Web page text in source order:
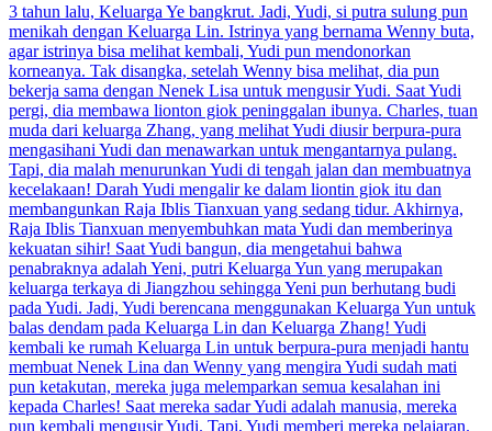
3 tahun lalu, Keluarga Ye bangkrut. Jadi, Yudi, si putra sulung pun
menikah dengan Keluarga Lin. Istrinya yang bernama Wenny buta,
agar istrinya bisa melihat kembali, Yudi pun mendonorkan
korneanya. Tak disangka, setelah Wenny bisa melihat, dia pun
bekerja sama dengan Nenek Lisa untuk mengusir Yudi. Saat Yudi
pergi, dia membawa lionton giok peninggalan ibunya. Charles, tuan
muda dari keluarga Zhang, yang melihat Yudi diusir berpura-pura
mengasihani Yudi dan menawarkan untuk mengantarnya pulang.
Tapi, dia malah menurunkan Yudi di tengah jalan dan membuatnya
kecelakaan! Darah Yudi mengalir ke dalam liontin giok itu dan
membangunkan Raja Iblis Tianxuan yang sedang tidur. Akhirnya,
Raja Iblis Tianxuan menyembuhkan mata Yudi dan memberinya
kekuatan sihir! Saat Yudi bangun, dia mengetahui bahwa
penabraknya adalah Yeni, putri Keluarga Yun yang merupakan
keluarga terkaya di Jiangzhou sehingga Yeni pun berhutang budi
pada Yudi. Jadi, Yudi berencana menggunakan Keluarga Yun untuk
balas dendam pada Keluarga Lin dan Keluarga Zhang! Yudi
kembali ke rumah Keluarga Lin untuk berpura-pura menjadi hantu
membuat Nenek Lina dan Wenny yang mengira Yudi sudah mati
pun ketakutan, mereka juga melemparkan semua kesalahan ini
kepada Charles! Saat mereka sadar Yudi adalah manusia, mereka
pun kembali mengusir Yudi. Tapi, Yudi memberi mereka pelajaran.